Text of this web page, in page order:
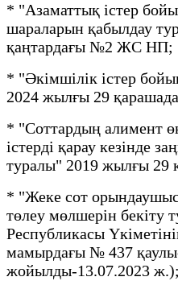
* "Азаматтық істер
шараларын қабылдау
қаңтардағы №2 ЖС НП;
* "Әкімшілік істер
2024 жылғы 29
* "Соттардың алимент
істерді қарау кезінде
туралы" 2019 жылғы
* "Жеке сот
төлеу мөлшерін бекіту
Республикасы
мамырдағы № 437
жойылды-13.07.2023 ж.);